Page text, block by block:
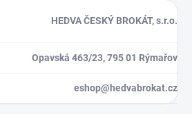
HEDVA ČESKÝ BROKÁT, s.r.o.
Opavská 463/23, 795 01 Rýmařov
eshop@hedvabrokat.cz